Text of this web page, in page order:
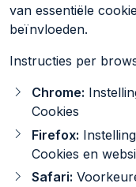
van essentiële
beïnvloeden.
Instructies per
Chrome:
Cookies
Firefox:
Cookies en
Safari: